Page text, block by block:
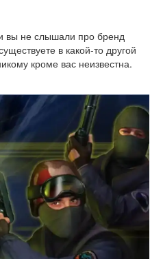
вы не слышали про бренд
в какой-то другой
кроме вас неизвестна.